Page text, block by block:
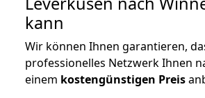
kann
Wir können Ihnen garantieren,
professionelles Netzwerk Ihnen
einem kostengünstigen Preis